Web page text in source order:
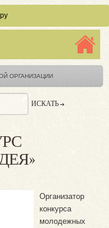
ОРГАНИЗАЦИИ
Организатор
конкурса
молодежных